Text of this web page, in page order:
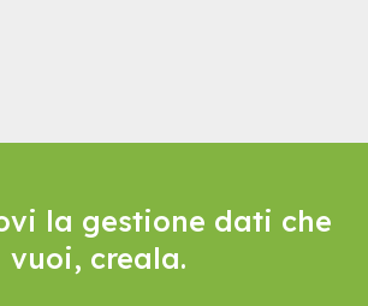
la gestione dati che
vuoi, creala.